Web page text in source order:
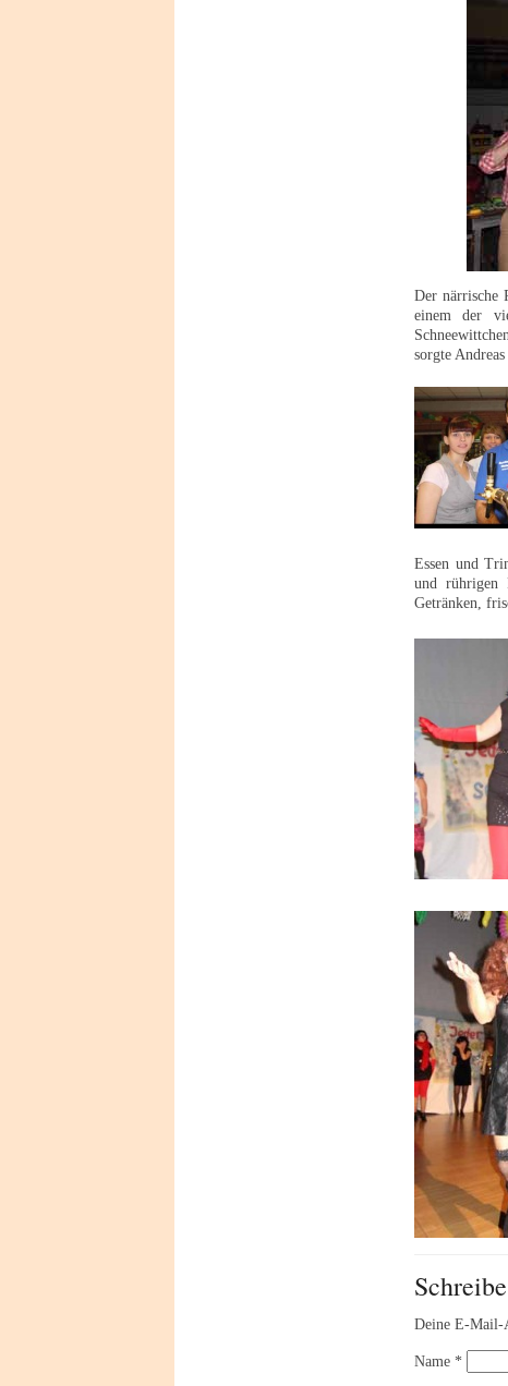
Der närrische
einem der
sorgte
Essen und
und rührigen
Getränken,
Deine E-Mail-
Name *